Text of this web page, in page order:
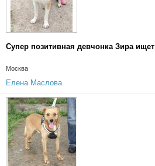
Супер позитивная девчонка Зира
Москва
Елена Маслова